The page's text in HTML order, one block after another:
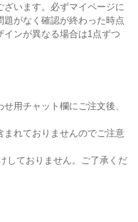
います。必ずマイページに
題がなく確認が終わった時点
インが異なる場合は1点ずつ
用チャット欄にご注文後、
れておりませんのでご注意
しておりません。ご了承くだ